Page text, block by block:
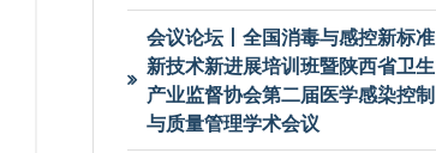
会议论坛丨全国消毒与感控新标准
新技术新进展培训班暨陕西省卫生
产业监督协会第二届医学感染控制
与质量管理学术会议